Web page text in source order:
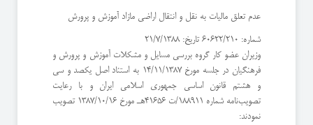
عدم تعلق مالیات به نقل و انتقال اراضی مازاد آموزش و پرورش
شماره: 60622/210 تاریخ: 21/7/1388
وزیران عضو کار گروه بررسی مسایل و مشکلات آموزش و پرورش و
فرهنگیان در جلسه مورخ 14/11/1387 به استناد اصل یکصد و سی
و هشتم قانون اساسی جمهوری اسلامی ایران و با رعایت
تصویب‌نامه شماره 188911/ت 41656هـ مورخ 1387/10/16 تصویب
نمودند: